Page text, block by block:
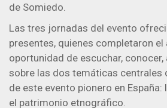
de Somiedo.
Las tres jornadas del evento
presentes, quienes completaron
oportunidad de escuchar,
sobre las dos temáticas centrales
de este evento pionero en España:
el patrimonio etnográfico.